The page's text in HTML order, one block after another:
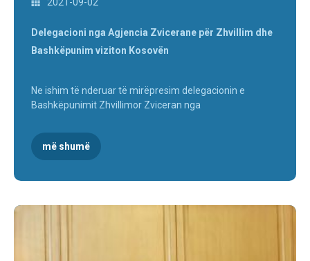
2021-09-02
Delegacioni nga Agjencia Zvicerane për Zhvillim dhe
Bashkëpunim viziton Kosovën
Ne ishim të nderuar të mirëpresim delegacionin e
Bashkëpunimit Zhvillimor Zviceran nga
më shumë